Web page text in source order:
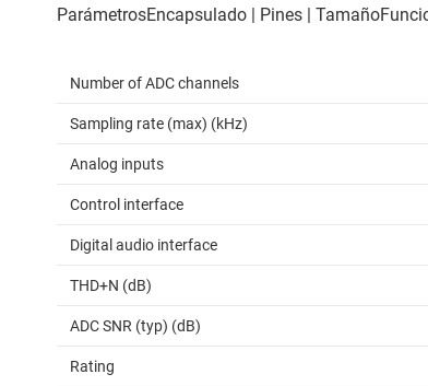
Number of ADC channels
Sampling rate (max) (kHz)
Analog inputs
Control interface
Digital audio interface
THD+N (dB)
ADC SNR (typ) (dB)
Rating